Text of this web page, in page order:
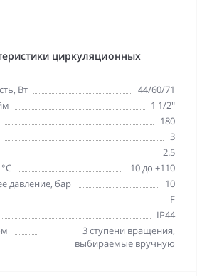
циркуляционных
Вт
44/60/71
1 1/2"
180
3
2.5
-10 до +110
давление, бар
10
F
IP44
3 ступени вращения,
выбираемые вручную